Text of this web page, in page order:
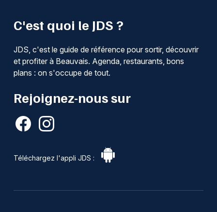
C'est quoi le JDS ?
JDS, c'est le guide de référence pour sortir, découvrir
et profiter à Beauvais. Agenda, restaurants, bons
plans : on s'occupe de tout.
Rejoignez-nous sur
Téléchargez l'appli JDS :